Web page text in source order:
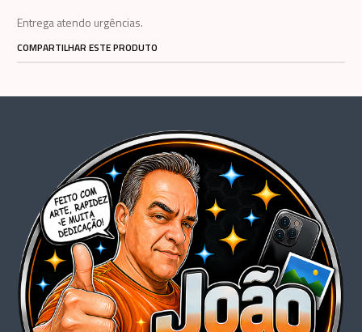
Entrega atendo urgências.
COMPARTILHAR ESTE PRODUTO